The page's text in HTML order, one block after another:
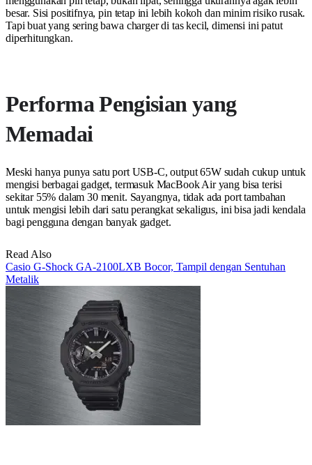
besar. Sisi positifnya, pin tetap ini lebih kokoh dan minim risiko rusak.
Tapi buat yang sering bawa charger di tas kecil, dimensi ini patut
diperhitungkan.
Performa Pengisian yang
Memadai
Meski hanya punya satu port USB-C, output 65W sudah cukup untuk
mengisi berbagai gadget, termasuk MacBook Air yang bisa terisi
sekitar 55% dalam 30 menit. Sayangnya, tidak ada port tambahan
untuk mengisi lebih dari satu perangkat sekaligus, ini bisa jadi kendala
bagi pengguna dengan banyak gadget.
Read Also
Casio G-Shock GA-2100LXB Bocor, Tampil dengan Sentuhan
Metalik